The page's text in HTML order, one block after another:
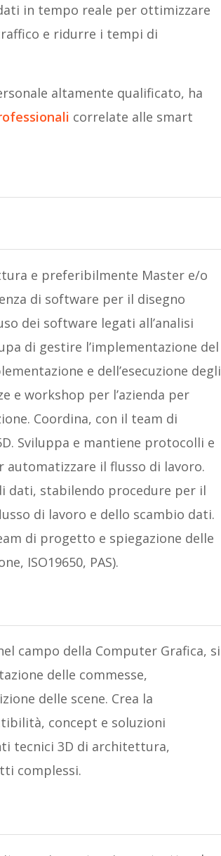
in tempo reale per ottimizzare
e ridurre i tempi di
altamente qualificato, ha
correlate alle smart
e preferibilmente Master e/o
di software per il disegno
dei software legati all’analisi
di gestire l’implementazione del
e dell’esecuzione degli
e workshop per l’azienda per
Coordina, con il team di
Sviluppa e mantiene protocolli e
automatizzare il flusso di lavoro.
dati, stabilendo procedure per il
di lavoro e dello scambio dati.
di progetto e spiegazione delle
ISO19650, PAS).
campo della Computer Grafica, si
delle commesse,
delle scene. Crea la
concept e soluzioni
tecnici 3D di architettura,
complessi.